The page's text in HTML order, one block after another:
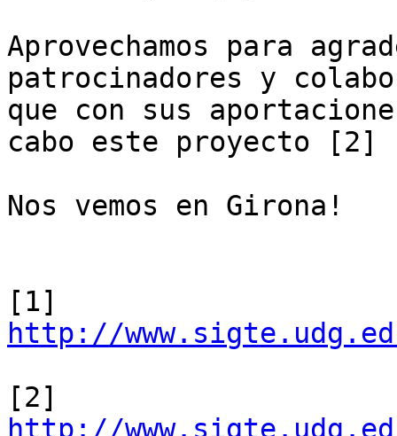
Aprovechamos para
patrocinadores y
que con sus
cabo este proyecto [2]
Nos vemos en Girona!
http://
http://